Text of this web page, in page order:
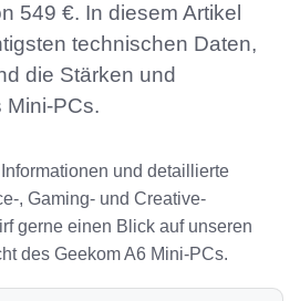
549 €. In diesem Artikel
technischen Daten,
die Stärken und
Mini-PCs.
und detaillierte
, Gaming- und Creative-
gerne einen Blick auf unseren
des Geekom A6 Mini-PCs.